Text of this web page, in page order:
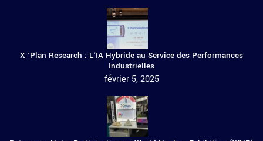
X ‘Plan Research : L’IA Hybride au Service des Performances
Industrielles
février 5, 2025